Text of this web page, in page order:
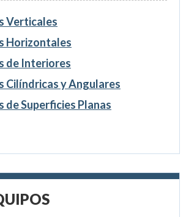
Verticales
Horizontales
de Interiores
Cilíndricas y Angulares
de Superficies Planas